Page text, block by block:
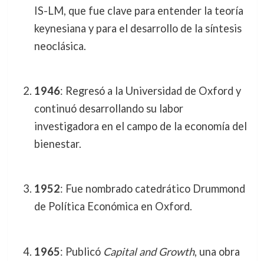
IS-LM, que fue clave para entender la teoría
keynesiana y para el desarrollo de la síntesis
neoclásica.
1946: Regresó a la Universidad de Oxford y
continuó desarrollando su labor
investigadora en el campo de la economía del
bienestar.
1952: Fue nombrado catedrático Drummond
de Política Económica en Oxford.
1965: Publicó Capital and Growth, una obra